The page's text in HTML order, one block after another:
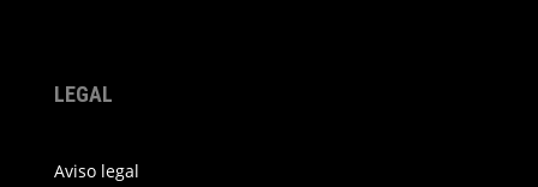
LEGAL
Aviso legal